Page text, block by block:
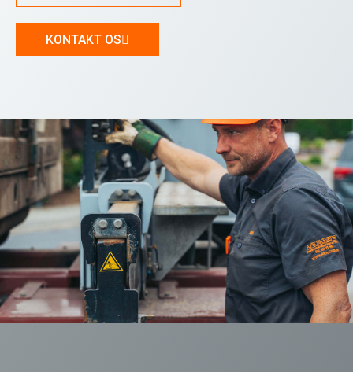
KONTAKT OS